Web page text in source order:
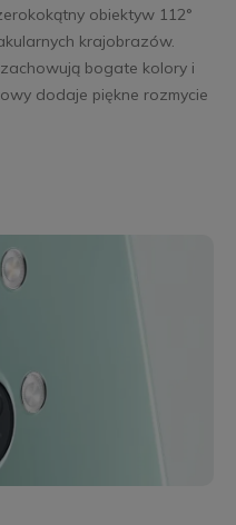
obiektyw 112°
krajobrazów.
bogate kolory i
dodaje piękne rozmycie